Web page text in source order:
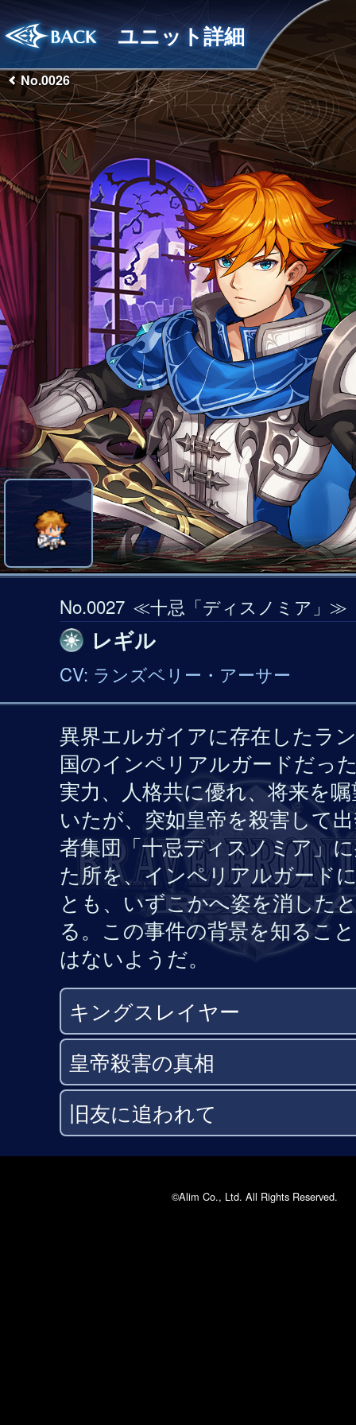
ユニット詳細
No.0026
No.0027 ≪十忌「ディスノミア」≫
レギル
CV: ランズベリー・アーサー
異界エルガイアに存在したラ
国のインペリアルガードだっ
実力、人格共に優れ、将来を
いたが、突如皇帝を殺害して
者集団「十忌ディスノミア」
た所を、インペリアルガード
とも、いずこかへ姿を消した
る。この事件の背景を知るこ
はないようだ。
キングスレイヤー
皇帝殺害の真相
旧友に追われて
©Alim Co., Ltd. All Rights Reserved.